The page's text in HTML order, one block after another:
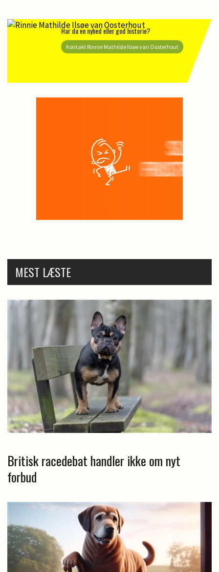
Har du en nyhed eller god historie?
Kontakt Rinnie Mathilde Ilsøe van Oosterhout
MEST LÆSTE
Britisk racedebat handler ikke om nyt
forbud